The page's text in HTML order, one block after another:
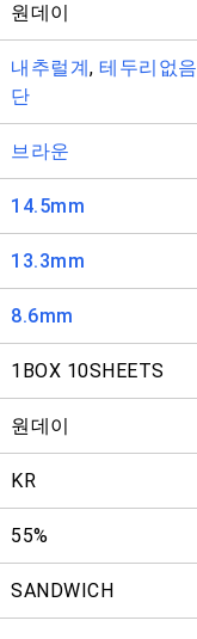
원데이
내추럴계, 테두리없음
단
브라운
14.5mm
13.3mm
8.6mm
1BOX 10SHEETS
원데이
KR
55%
SANDWICH